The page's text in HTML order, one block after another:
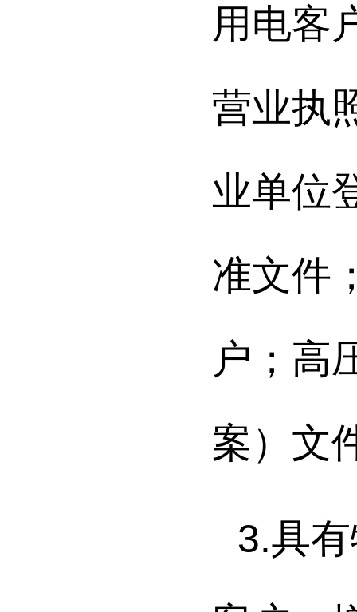
用电客
营业执
业单位
准文件
户；高
案）文
3.具